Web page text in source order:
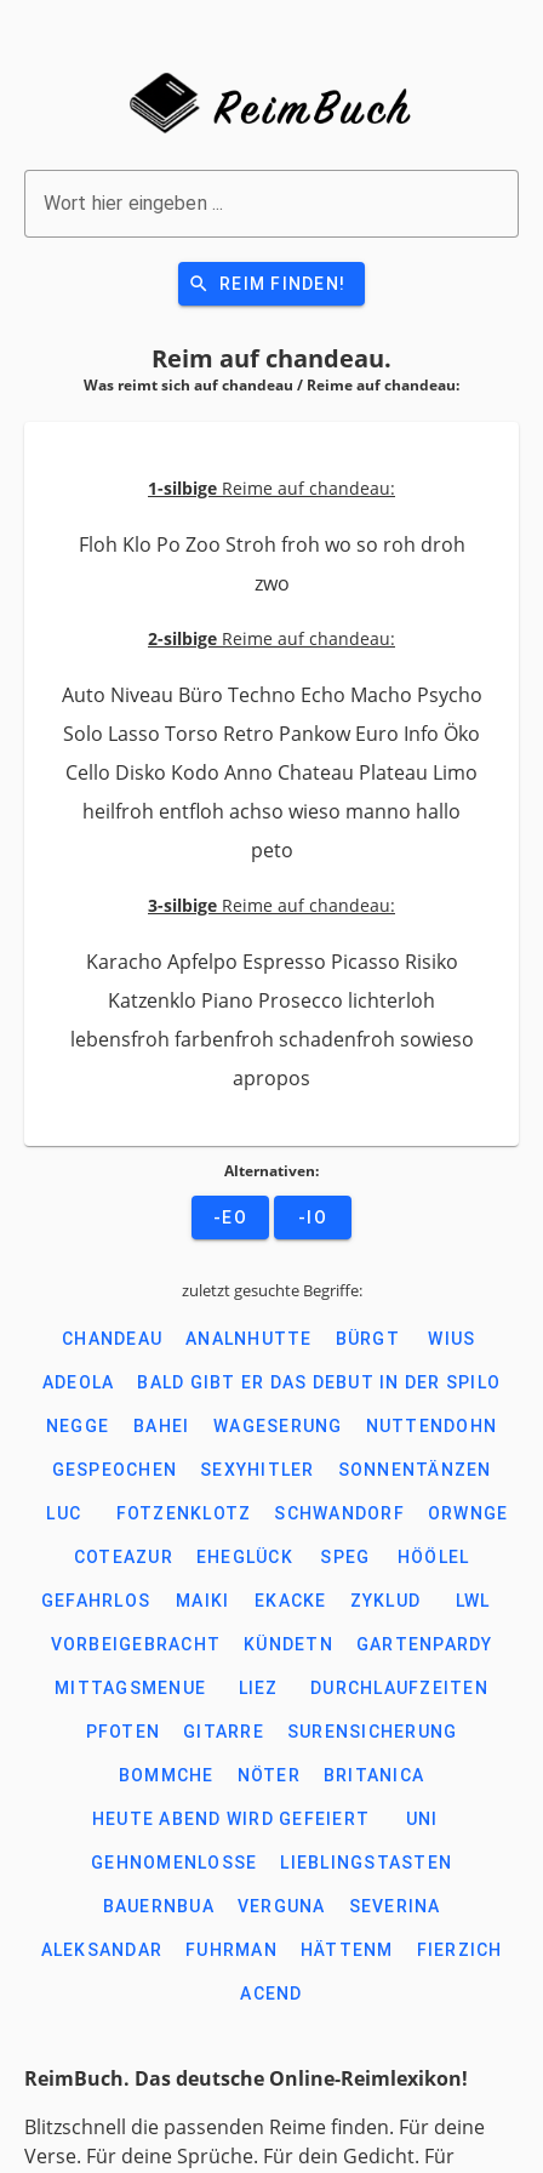
Wort hier eingeben ...
search REIM FINDEN!
Reim aufchandeau.
Was reimt sich auf chandeau / Reime aufchandeau:
1-silbige Reime auf chandeau:
Floh Klo Po Zoo Stroh froh wo so roh droh
zwo
2-silbige Reime auf chandeau:
Auto Niveau Büro Techno Echo Macho Psycho
Solo Lasso Torso Retro Pankow Euro Info Öko
Cello Disko Kodo Anno Chateau Plateau Limo
heilfroh entfloh achso wieso manno hallo
peto
3-silbige Reime auf chandeau:
Karacho Apfelpo Espresso Picasso Risiko
Katzenklo Piano Prosecco lichterloh
lebensfroh farbenfroh schadenfroh sowieso
apropos
Alternativen:
-EO -IO
zuletzt gesuchte Begriffe:
CHANDEAU ANALNHUTTE BÜRGT WIUS
ADEOLA BALD GIBT ER DAS DEBUT IN DER SPILO
NEGGE BAHEI WAGESERUNG NUTTENDOHN
GESPEOCHEN SEXYHITLER SONNENTÄNZEN
LUC FOTZENKLOTZ SCHWANDORF ORWNGE
COTEAZUR EHEGLÜCK SPEG HÖÖLEL
GEFAHRLOS MAIKI EKACKE ZYKLUD LWL
VORBEIGEBRACHT KÜNDETN GARTENPARDY
MITTAGSMENUE LIEZ DURCHLAUFZEITEN
PFOTEN GITARRE SURENSICHERUNG
BOMMCHE NÖTER BRITANICA
HEUTE ABEND WIRD GEFEIERT UNI
GEHNOMENLOSSE LIEBLINGSTASTEN
BAUERNBUA VERGUNA SEVERINA
ALEKSANDAR FUHRMAN HÄTTENM FIERZICH
ACEND
ReimBuch. Das deutsche Online-Reimlexikon!
Blitzschnell die passenden Reime finden. Für deine
Verse. Für deine Sprüche. Für dein Gedicht. Für